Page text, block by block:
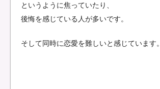
というように焦っていたり、
後悔を感じている人が多いです。
そして同時に恋愛を難しいと感じています。